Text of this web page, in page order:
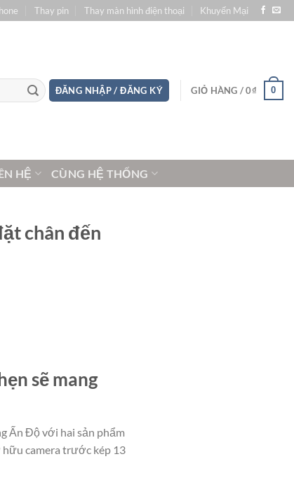
Thay pin Thay màn hình điện thoại Khuyến Mại
ĐĂNG NHẬP / ĐĂNG KÝ GIỎ HÀNG /0₫ 0
HỆ CÙNG HỆ THỐNG
chân đến
sẽ mang
Ấn Độ với hai sản phẩm
hữu camera trước kép 13